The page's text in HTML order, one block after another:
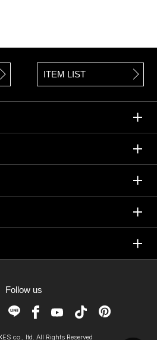
ITEM LIST
Follow us
co., ltd. All Rights Reserved